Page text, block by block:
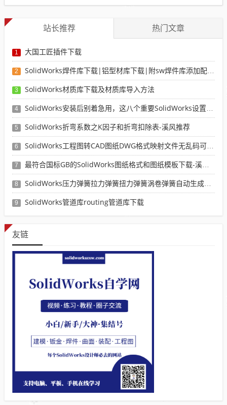
站长推荐 热门文章
1 大国工匠插件下载
2 SolidWorks焊件库下载|铝型材库下载|附sw焊件库添加配置使用教程
3 SolidWorks材质库下载及材质库导入方法
4 SolidWorks安装后别着急用，这八个重要SolidWorks设置可以提高你的画图效率
5 SolidWorks折弯系数之K因子和折弯扣除表-溪风推荐
6 SolidWorks工程图转CAD图纸DWG格式映射文件无乱码可分层-溪风亲测推荐
7 最符合国标GB的SolidWorks图纸格式和图纸模板下载-溪风专用版
8 SolidWorks压力弹簧拉力弹簧扭力弹簧涡卷弹簧自动生成宏程序下载
9 SolidWorks管道库routing管道库下载
友链